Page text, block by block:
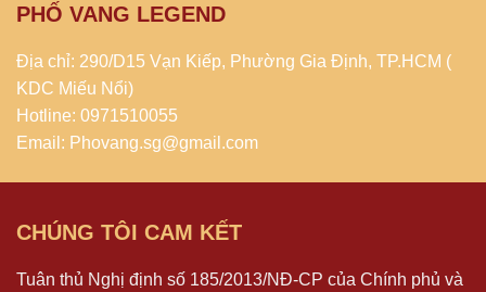
PHỐ VANG LEGEND
Địa chỉ: 290/D15 Vạn Kiếp, Phường Gia Định, TP.HCM (
KDC Miếu Nổi)
Hotline: 0971510055
Email: Phovang.sg@gmail.com
CHÚNG TÔI CAM KẾT
Tuân thủ Nghị định số 185/2013/NĐ-CP của Chính phủ và